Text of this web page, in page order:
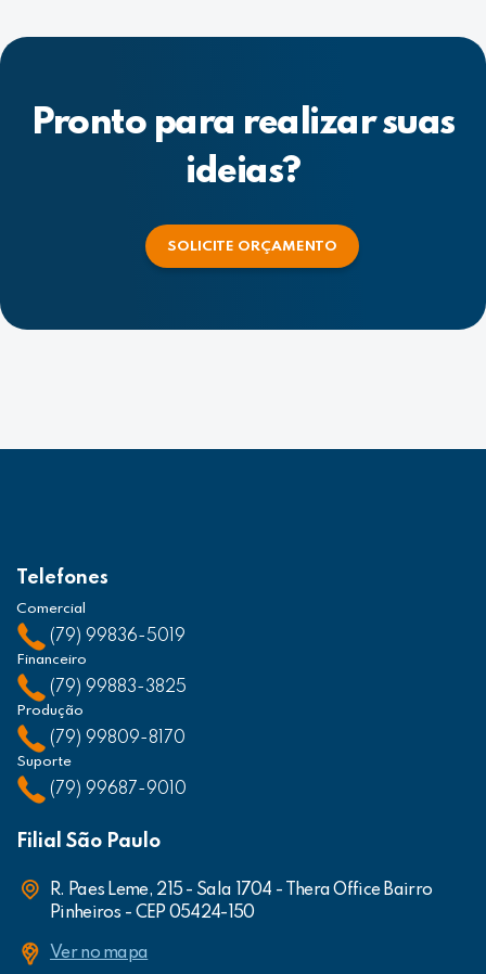
Pronto para realizar suas
ideias?
SOLICITE ORÇAMENTO
Telefones
Comercial
(79) 99836-5019
Financeiro
(79) 99883-3825
Produção
(79) 99809-8170
Suporte
(79) 99687-9010
Filial São Paulo
R. Paes Leme, 215 - Sala 1704 - Thera Office Bairro
Pinheiros - CEP 05424-150
Ver no mapa